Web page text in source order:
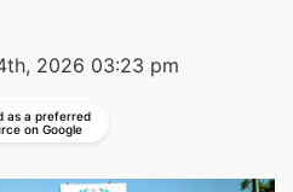
2026 03:23 pm
as a preferred
on Google